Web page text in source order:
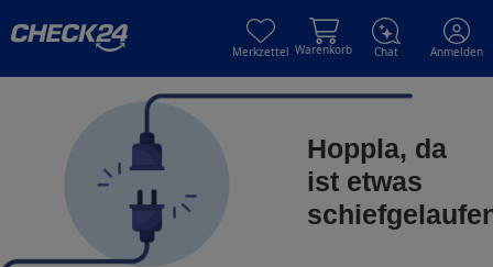
Merkzettel Warenkorb Chat Anmelden
Hoppla, da
ist etwas